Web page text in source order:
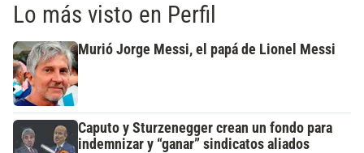
Lo más visto en Perfil
Murió Jorge Messi, el papá de Lionel Messi
Caputo y Sturzenegger crean un fondo para
indemnizar y “ganar” sindicatos aliados